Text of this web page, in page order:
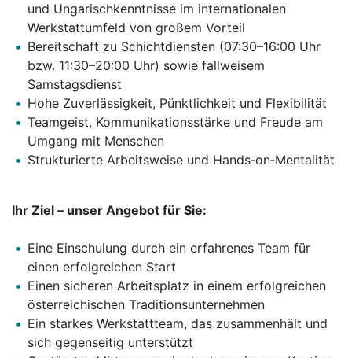
und Ungarischkenntnisse im internationalen
Werkstattumfeld von großem Vorteil
Bereitschaft zu Schichtdiensten (07:30–16:00 Uhr
bzw. 11:30–20:00 Uhr) sowie fallweisem
Samstagsdienst
Hohe Zuverlässigkeit, Pünktlichkeit und Flexibilität
Teamgeist, Kommunikationsstärke und Freude am
Umgang mit Menschen
Strukturierte Arbeitsweise und Hands‑on‑Mentalität
Ihr Ziel – unser Angebot für Sie:
Eine Einschulung durch ein erfahrenes Team für
einen erfolgreichen Start
Einen sicheren Arbeitsplatz in einem erfolgreichen
österreichischen Traditionsunternehmen
Ein starkes Werkstattteam, das zusammenhält und
sich gegenseitig unterstützt